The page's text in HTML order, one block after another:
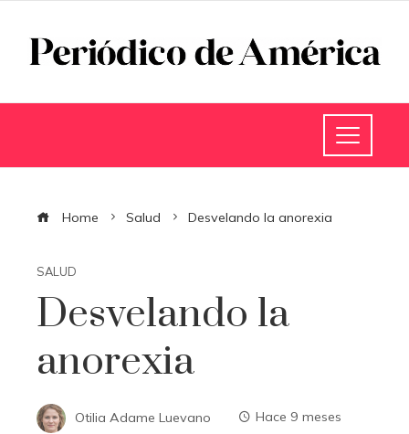
Home Salud Desvelando la anorexia
SALUD
Desvelando la
anorexia
Otilia Adame Luevano
Hace 9 meses